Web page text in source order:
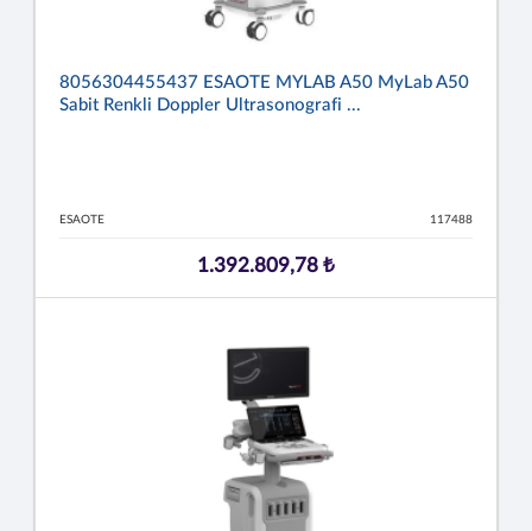
8056304455437 ESAOTE MYLAB A50 MyLab A50
Sabit Renkli Doppler Ultrasonografi ...
ESAOTE 117488
1.392.809,78 ₺